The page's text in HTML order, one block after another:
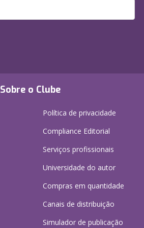
Sobre o Clube
Política de privacidade
Compliance Editorial
Serviços profissionais
Universidade do autor
Compras em quantidade
Canais de distribuição
Simulador de publicação